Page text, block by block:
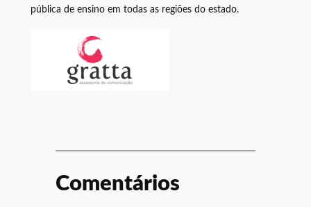
pública de ensino em todas as regiões do estado.
Comentários